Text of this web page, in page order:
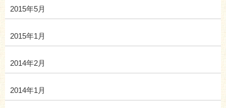
2015年5月
2015年1月
2014年2月
2014年1月